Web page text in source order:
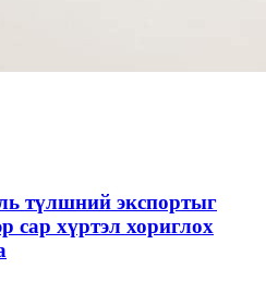
түлшний экспортыг
сар хүртэл хориглох